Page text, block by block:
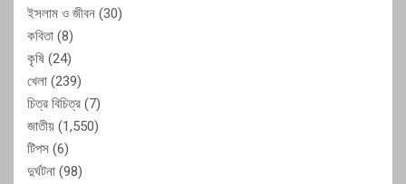
ইসলাম ও জীবন (30)
কবিতা (8)
কৃষি (24)
খেলা (239)
চিত্র বিচিত্র (7)
জাতীয় (1,550)
টিপস (6)
দুর্ঘটনা (98)